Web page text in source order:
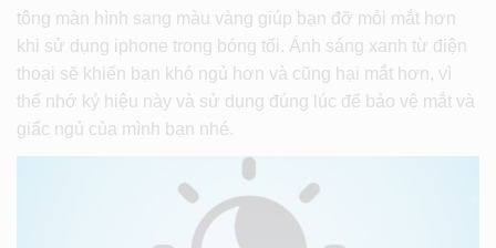
tông màn hình sang màu vàng giúp bạn đỡ mỏi mắt hơn
khi sử dụng iphone trong bóng tối. Ánh sáng xanh từ điện
thoại sẽ khiến bạn khó ngủ hơn và cũng hại mắt hơn, vì
thế nhớ ký hiệu này và sử dụng đúng lúc để bảo vệ mắt và
giấc ngủ của mình bạn nhé.